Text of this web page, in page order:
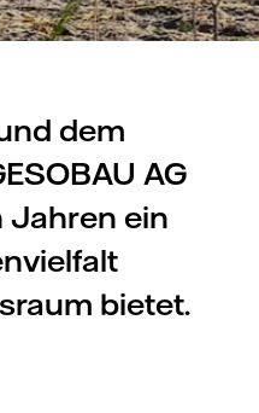
dem
AG
ein
bietet.